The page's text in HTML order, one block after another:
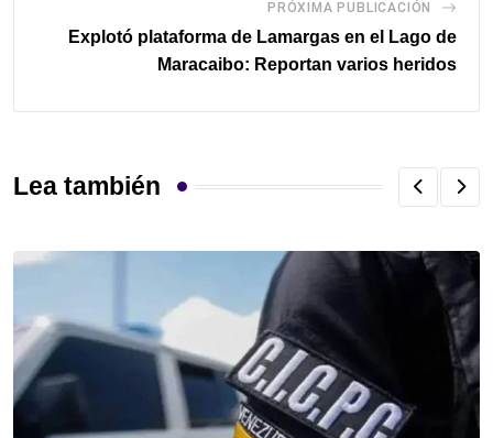
PRÓXIMA PUBLICACIÓN
Explotó plataforma de Lamargas en el Lago de
Maracaibo: Reportan varios heridos
Lea también